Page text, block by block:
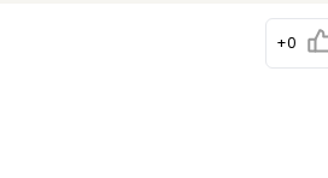
+0